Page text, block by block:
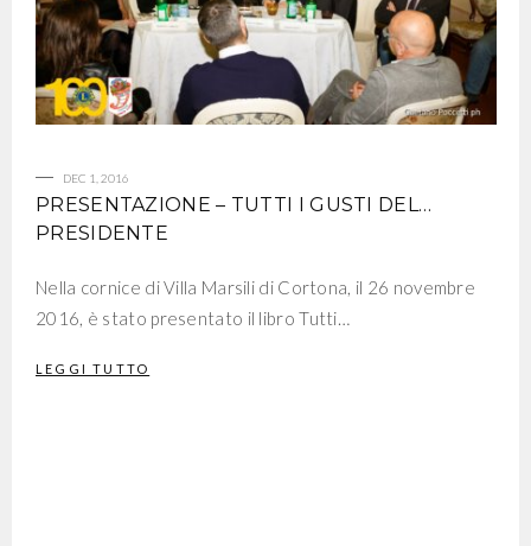
DEC 1, 2016
PRESENTAZIONE – TUTTI I GUSTI DEL…
PRESIDENTE
Nella cornice di Villa Marsili di Cortona, il 26 novembre
2016, è stato presentato il libro Tutti…
LEGGI TUTTO